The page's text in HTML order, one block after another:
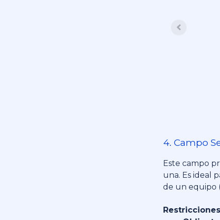
4. Campo
Este campo
una. Es ideal
de un equipo